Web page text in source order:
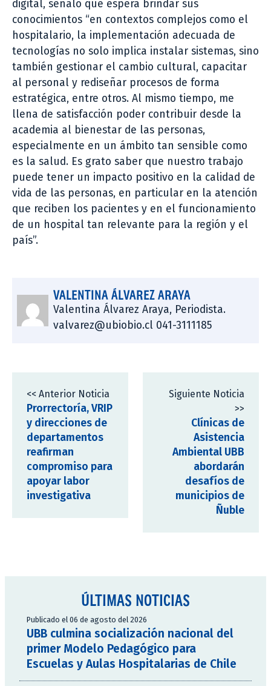
digital, señaló que espera brindar sus
conocimientos “en contextos complejos como el
hospitalario, la implementación adecuada de
tecnologías no solo implica instalar sistemas, sino
también gestionar el cambio cultural, capacitar
al personal y rediseñar procesos de forma
estratégica, entre otros. Al mismo tiempo, me
llena de satisfacción poder contribuir desde la
academia al bienestar de las personas,
especialmente en un ámbito tan sensible como
es la salud. Es grato saber que nuestro trabajo
puede tener un impacto positivo en la calidad de
vida de las personas, en particular en la atención
que reciben los pacientes y en el funcionamiento
de un hospital tan relevante para la región y el
país”.
VALENTINA ÁLVAREZ ARAYA
Valentina Álvarez Araya, Periodista.
valvarez@ubiobio.cl 041-3111185
<< Anterior Noticia
Prorrectoría, VRIP
y direcciones de
departamentos
reafirman
compromiso para
apoyar labor
investigativa
Siguiente Noticia
>>
Clínicas de
Asistencia
Ambiental UBB
abordarán
desafíos de
municipios de
Ñuble
ÚLTIMAS NOTICIAS
Publicado el 06 de agosto del 2026
UBB culmina socialización nacional del
primer Modelo Pedagógico para
Escuelas y Aulas Hospitalarias de Chile